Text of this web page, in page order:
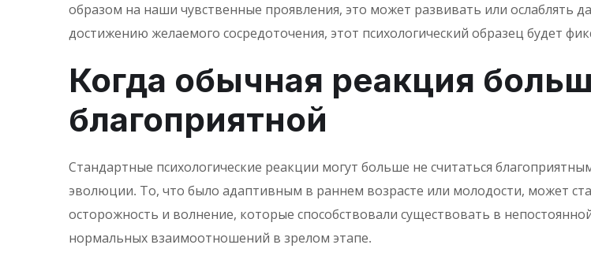
образом на наши чувственные проявления, это может развивать или ослаблять
достижению желаемого сосредоточения, этот психологический образец будет
Когда обычная реакция
благоприятной
Стандартные психологические реакции могут больше не считаться
эволюции. То, что было адаптивным в раннем возрасте или молодости, может
осторожность и волнение, которые способствовали существовать в
нормальных взаимоотношений в зрелом этапе.